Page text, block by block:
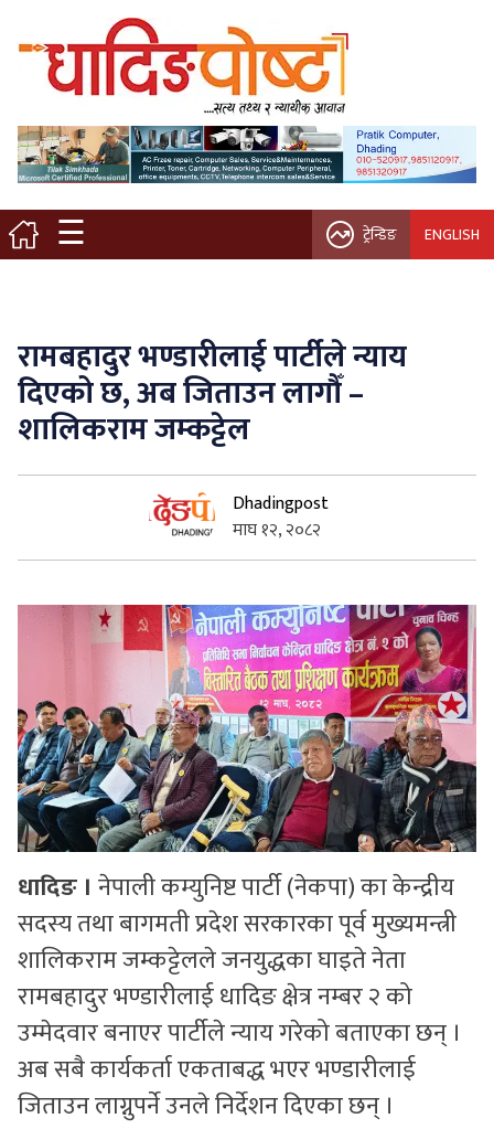
☰
मुख्य पृष्ठ
स्थानीय समाचार
विचार / ब्लग
नगर/गाउँ पालिका
कृषि/सहकारी
साहित्य / संस्कृति
प्रवास
ट्रेन्डिङ ENGLISH
रामबहादुर भण्डारीलाई पार्टीले न्याय
दिएको छ, अब जिताउन लागौँ –
शालिकराम जम्कट्टेल
Dhadingpost
माघ १२, २०८२
धादिङ । नेपाली कम्युनिष्ट पार्टी (नेकपा) का केन्द्रीय
सदस्य तथा बागमती प्रदेश सरकारका पूर्व मुख्यमन्त्री
शालिकराम जम्कट्टेलले जनयुद्धका घाइते नेता
रामबहादुर भण्डारीलाई धादिङ क्षेत्र नम्बर २ को
उम्मेदवार बनाएर पार्टीले न्याय गरेको बताएका छन् ।
अब सबै कार्यकर्ता एकताबद्ध भएर भण्डारीलाई
जिताउन लाग्नुपर्ने उनले निर्देशन दिएका छन् ।